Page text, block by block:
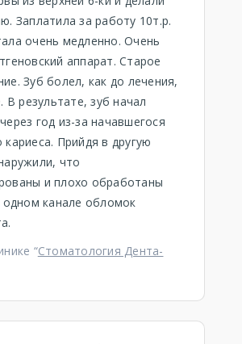
Заплатила за работу 10т.р.
очень медленно. Очень
аппарат. Старое
Зуб болел, как до лечения,
В результате, зуб начал
год из-за начавшегося
кариеса. Прийдя в другую
что
и плохо обработаны
одном канале обломок
“Стоматология Дента-